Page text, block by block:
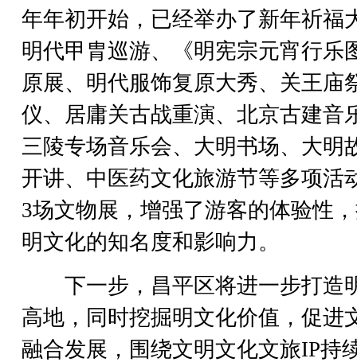
年年初开始，已经举办了新年祈福
明代甲胄巡游、《明宪宗元宵行乐
原展、明代服饰复原大秀、关王庙
仪、居庸关古战重演、北京古建音
三陵专场音乐会、大明书场、大明
开讲、中医药文化旅游节等多项活
3场文物展，增强了游客的体验性
明文化的知名度和影响力。
下一步，昌平区将进一步打造
高地，同时挖掘明文化价值，促进
融合发展，围绕文明文化文旅IP持